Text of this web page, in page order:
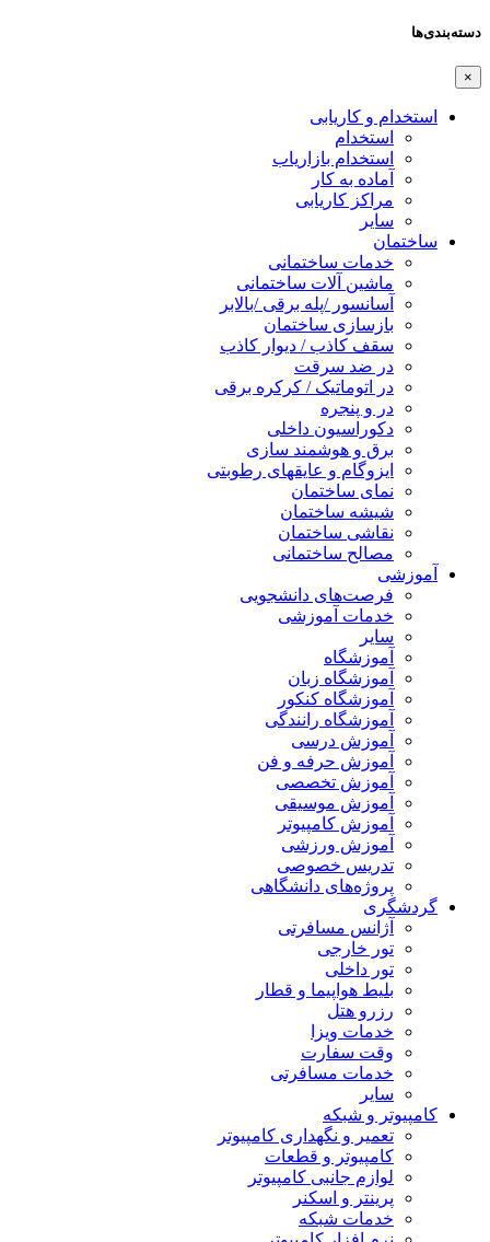
دسته‌بندی‌ها
×
استخدام و کاریابی
استخدام
استخدام بازاریاب
آماده به کار
مراکز کاریابی
سایر
ساختمان
خدمات ساختمانی
ماشین آلات ساختمانی
آسانسور /پله برقی /بالابر
بازسازی ساختمان
سقف کاذب / دیوار کاذب
در ضد سرقت
در اتوماتیک / کرکره برقی
در و پنجره
دکوراسیون داخلی
برق و هوشمند سازی
ایزوگام و عایقهای رطوبتی
نمای ساختمان
شیشه ساختمان
نقاشی ساختمان
مصالح ساختمانی
آموزشی
فرصت‌های دانشجویی
خدمات آموزشی
سایر
آموزشگاه
آموزشگاه زبان
آموزشگاه کنکور
آموزشگاه رانندگی
آموزش درسی
آموزش حرفه و فن
آموزش تخصصی
آموزش موسیقی
آموزش کامپیوتر
آموزش ورزشی
تدریس خصوصی
پروژه‌های دانشگاهی
گردشگری
آژانس مسافرتی
تور خارجی
تور داخلی
بلیط هواپیما و قطار
رزرو هتل
خدمات ویزا
وقت سفارت
خدمات مسافرتی
سایر
کامپیوتر و شبکه
تعمیر و نگهداری کامپیوتر
کامپیوتر و قطعات
لوازم جانبی کامپیوتر
پرینتر و اسکنر
خدمات شبکه